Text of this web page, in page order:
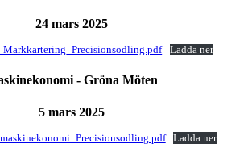
24 mars 2025
Ladda ner
- Gröna Möten
5 mars 2025
Ladda ner